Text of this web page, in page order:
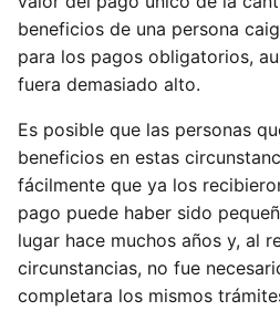
beneficios de una persona
para los pagos obligatorios,
fuera demasiado alto.
Es posible que las personas
beneficios en estas
fácilmente que ya los
pago puede haber sido
lugar hace muchos años y, al
circunstancias, no fue
completara los mismos